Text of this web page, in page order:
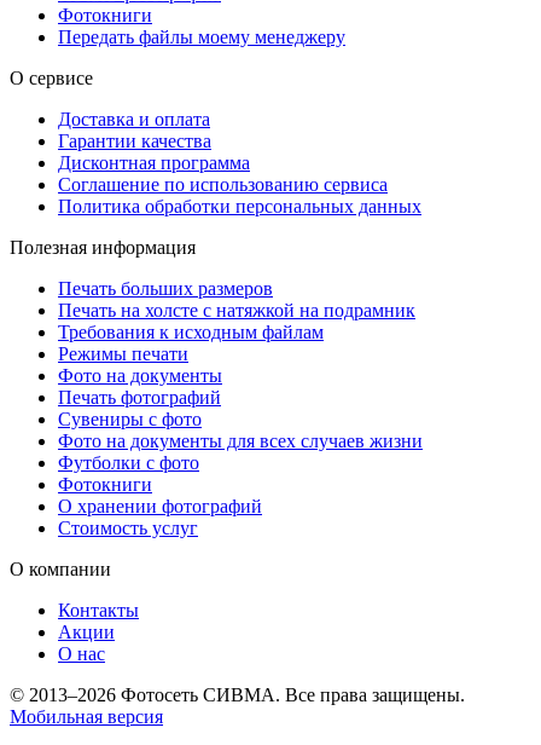
Фотокниги
Передать файлы моему менеджеру
О сервисе
Доставка и оплата
Гарантии качества
Дисконтная программа
Соглашение по использованию сервиса
Политика обработки персональных данных
Полезная информация
Печать больших размеров
Печать на холсте c натяжкой на подрамник
Требования к исходным файлам
Режимы печати
Фото на документы
Печать фотографий
Сувениры с фото
Фото на документы для всех случаев жизни
Футболки с фото
Фотокниги
О хранении фотографий
Стоимость услуг
О компании
Контакты
Акции
О нас
© 2013–2026 Фотосеть СИВМА. Все права защищены.
Мобильная версия